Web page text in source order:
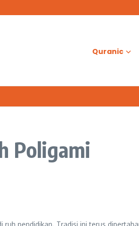
Quranic
Poligami
pendidikan. Tradisi ini terus